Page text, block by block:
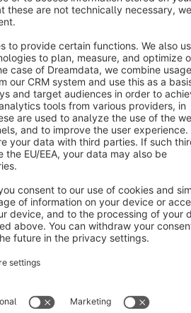
Star 3k+
Privacy Legal notice
Cookie settings
AG - All rights reserved
net of the statutory value-added tax